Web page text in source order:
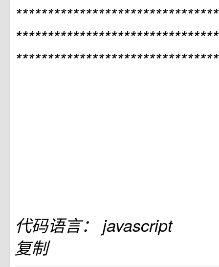
代码语言： javascript
复制